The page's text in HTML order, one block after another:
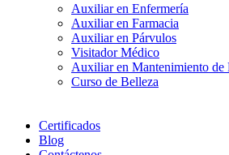
Auxiliar en Enfermería
Auxiliar en Farmacia
Auxiliar en Párvulos
Visitador Médico
Auxiliar en Mantenimiento de
Curso de Belleza
Certificados
Blog